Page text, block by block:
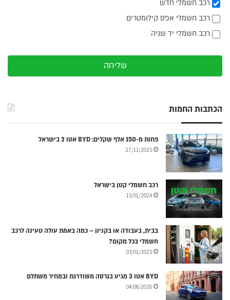
רכב חשמלי חדש
רכב חשמלי אפס קילומטרים
רכב חשמלי יד שניה
שליחה
הכתבות החמות
פחות מ-150 אלף שקלים: BYD אטו 2 בישראל
27/11/2025
רכב חשמלי קטן בישראל
15/01/2024
בבית, בעבודה או בקניון – כמה באמת עולה טעינה לרכב
חשמלי בכל מקום?
03/01/2025
BYD אטו 3 מגיע בגרסה משודרגת ובמחיר משתלם
04/06/2026